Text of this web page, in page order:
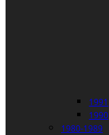
1991
1990
1980-1989